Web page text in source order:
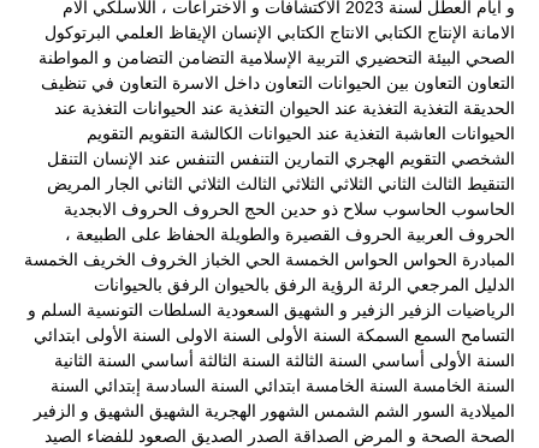
و أيام العطل لسنة 2023 الاكتشافات و الاختراعات ، اللاسلكي الام
الامانة الإنتاج الكتابي الانتاج الكتابي الإنسان الإيقاظ العلمي البرتوكول
الصحي البيئة التحضيري التربية الإسلامية التضامن التضامن و المواطنة
التعاون التعاون بين الحيوانات التعاون داخل الاسرة التعاون في تنظيف
الحديقة التغذية التغذية عند الحيوان التغذية عند الحيوانات التغذية عند
الحيوانات العاشبة التغذية عند الحيوانات الكالشة التقويم التقويم
الشخصي التقويم الهجري التمارين التنفس التنفس عند الإنسان التنقل
التنقيط الثالث الثاني الثلاثي الثلاثي الثالث الثلاثي الثاني الجار المريض
الحاسوب الحاسوب سلاح ذو حدين الحج الحروف الحروف الابجدية
الحروف العربية الحروف القصيرة والطويلة الحفاظ على الطبيعة ،
المبادرة الحواس الحواس الخمسة الحي الخباز الخروف الخريف الخمسة
الدليل المرجعي الرئة الرؤية الرفق بالحيوان الرفق بالحيوانات
الرياضيات الزفير الزفير و الشهيق السعودية السلطات التونسية السلم و
التسامح السمع السمكة السنة الأولى السنة الاولى السنة الأولى ابتدائي
السنة الأولى أساسي السنة الثالثة السنة الثالثة أساسي السنة الثانية
السنة الخامسة السنة الخامسة ابتدائي السنة السادسة إبتدائي السنة
الميلادية السور الشم الشمس الشهور الهجرية الشهيق الشهيق و الزفير
الصحة الصحة و المرض الصداقة الصدر الصديق الصعود للفضاء الصيد